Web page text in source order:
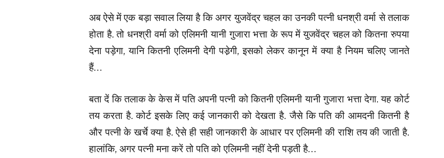
अब ऐसे में एक बड़ा सवाल लिया है कि अगर युजवेंद्र चहल का उनकी पत्नी धनश्री वर्मा से तलाक
होता है. तो धनश्री वर्मा को एलिमनी यानी गुजारा भत्ता के रूप में युजवेंद्र चहल को कितना रुपया
देना पड़ेगा, यानि कितनी एलिमनी देगी पडे़गी, इसको लेकर कानून में क्या है नियम चलिए जानते
हैं…
बता दें कि तलाक के केस में पति अपनी पत्नी को कितनी एलिमनी यानी गुजारा भत्ता देगा. यह कोर्ट
तय करता है. कोर्ट इसके लिए कई जानकारी को देखता है. जैसे कि पति की आमदनी कितनी है
और पत्नी के खर्चे क्या है. ऐसे ही सही जानकारी के आधार पर एलिमनी की राशि तय की जाती है.
हालांकि, अगर पत्नी मना करें तो पति को एलिमनी नहीं देनी पड़ती है…